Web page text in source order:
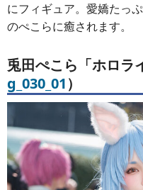
にフィギュア。愛嬌たっ
のぺこらに癒されます。
兎田ぺこら「ホロラ
g_030_01）